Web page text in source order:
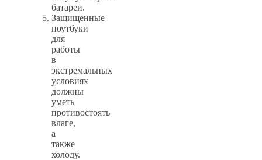
батареи.
Защищенные
ноутбуки
для
работы
в
экстремальных
условиях
должны
уметь
противостоять
влаге,
а
также
холоду.